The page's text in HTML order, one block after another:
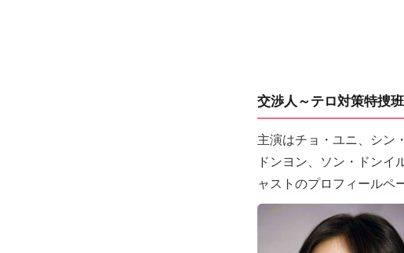
交渉人～テロ対策特捜
主演はチョ・ユニ、シン
ドンヨン、ソン・ドンイ
ャストのプロフィールペ